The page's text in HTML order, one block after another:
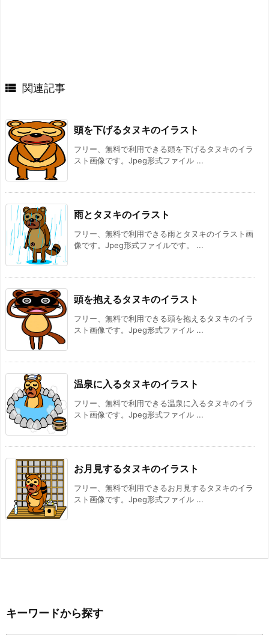
 関連記事
頭を下げるタヌキのイラスト
フリー、無料で利用できる頭を下げるタヌキのイラ
スト画像です。Jpeg形式ファイル ...
雨とタヌキのイラスト
フリー、無料で利用できる雨とタヌキのイラスト画
像です。Jpeg形式ファイルです。 ...
頭を抱えるタヌキのイラスト
フリー、無料で利用できる頭を抱えるタヌキのイラ
スト画像です。Jpeg形式ファイル ...
温泉に入るタヌキのイラスト
フリー、無料で利用できる温泉に入るタヌキのイラ
スト画像です。Jpeg形式ファイル ...
お月見するタヌキのイラスト
フリー、無料で利用できるお月見するタヌキのイラ
スト画像です。Jpeg形式ファイル ...
キーワードから探す